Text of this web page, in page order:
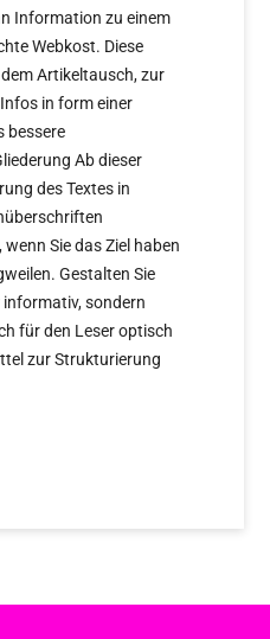
Information zu einem
Webkost. Diese
Artikeltausch, zur
in form einer
bessere
Ab dieser
des Textes in
Sie das Ziel haben
Gestalten Sie
sondern
für den Leser optisch
zur Strukturierung